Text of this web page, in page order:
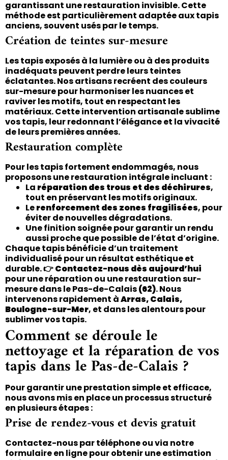
garantissant une restauration invisible. Cette
méthode est particulièrement adaptée aux tapis
anciens, souvent usés par le temps.
Création de teintes sur-mesure
Les tapis exposés à la lumière ou à des produits
inadéquats peuvent perdre leurs teintes
éclatantes. Nos artisans recréent des couleurs
sur-mesure pour harmoniser les nuances et
raviver les motifs, tout en respectant les
matériaux. Cette intervention artisanale sublime
vos tapis, leur redonnant l’élégance et la vivacité
de leurs premières années.
Restauration complète
Pour les tapis fortement endommagés, nous
proposons une restauration intégrale incluant :
La réparation des trous et des déchirures,
tout en préservant les motifs originaux.
Lerenforcement des zones fragilisées, pour
éviter de nouvelles dégradations.
Une finition soignée pour garantir un rendu
aussi proche que possible de l’état d’origine.
Chaque tapis bénéficie d’un traitement
individualisé pour un résultat esthétique et
durable. 👉Contactez-nous dès aujourd’hui
pour une réparation ou une restauration sur-
mesure dans le Pas-de-Calais(62). Nous
intervenons rapidement àArras, Calais,
Boulogne-sur-Mer, et dans les alentours pour
sublimer vos tapis.
Comment se déroule le
nettoyage et la réparation de vos
tapis dans le Pas-de-Calais ?
Pour garantir une prestation simple et efficace,
nous avons mis en place un processus structuré
en plusieurs étapes :
Prise de rendez-vous et devis gratuit
Contactez-nous par téléphone ou via notre
formulaire en ligne pour obtenir une estimation